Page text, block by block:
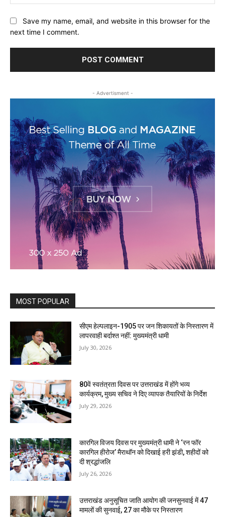
Save my name, email, and website in this browser for the
next time I comment.
- Advertisment -
MOST POPULAR
सीएम हेल्पलाइन-1905 पर जन शिकायतों के निस्तारण में
लापरवाही बर्दाश्त नहीं: मुख्यमंत्री धामी
July 30, 2026
80वें स्वतंत्रता दिवस पर उत्तराखंड में होंगे भव्य
कार्यक्रम, मुख्य सचिव ने दिए व्यापक तैयारियों के निर्देश
July 29, 2026
कारगिल विजय दिवस पर मुख्यमंत्री धामी ने ‘रन फॉर
कारगिल हीरोज’ मैराथॉन को दिखाई हरी झंडी, शहीदों को
दी श्रद्धांजलि
July 26, 2026
उत्तराखंड अनुसूचित जाति आयोग की जनसुनवाई में 47
मामलों की सुनवाई, 27 का मौके पर निस्तारण